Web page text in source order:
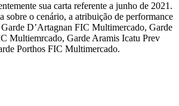
sua carta referente a junho de 2021.
sobre o cenário, a atribuição de performance
D’Artagnan FIC Multimercado, Garde
Multiemrcado, Garde Aramis Icatu Prev
Porthos FIC Multimercado.